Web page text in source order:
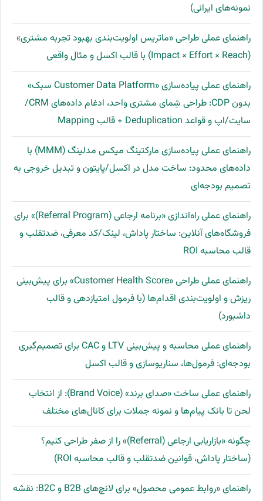
نمونه‌های ایرانی)
راهنمای عملی طراحی «ماتریس اولویت‌بندی بهبود تجربه مشتری»
(Impact × Effort × Reach) با قالب اکسل و مثال واقعی
راهنمای عملی پیاده‌سازی «Customer Data Platform سبک»
بدون CDP: طراحی شِمای مشتری واحد، ادغام داده‌های CRM/
سایت/اپ و قواعد Deduplication + قالب Mapping
راهنمای عملی پیاده‌سازی مارکتینگ میکس مدلینگ (MMM) با
داده‌های محدود: ساخت مدل در اکسل/پایتون و تبدیل خروجی به
تصمیم بودجه‌ای
راهنمای عملی راه‌اندازی «برنامه ارجاعی (Referral Program)» برای
فروشگاه‌های آنلاین: ساختار پاداش، لینک/کد معرفی، ضدتقلب و
قالب محاسبه ROI
راهنمای عملی طراحی «Customer Health Score» برای پیش‌بینی
ریزش و اولویت‌بندی اقدام‌ها (با فرمول امتیازدهی و قالب
داشبورد)
راهنمای عملی محاسبه و پیش‌بینی LTV و CAC برای تصمیم‌گیری
بودجه‌ای: فرمول‌ها، سناریوسازی و قالب اکسل
راهنمای عملی ساخت «صدای برند» (Brand Voice): از انتخاب
لحن تا بانک پیام‌ها و نمونه جملات برای کانال‌های مختلف
چگونه «بازاریابی ارجاعی (Referral)» را از صفر طراحی کنیم؟
(ساختار پاداش، قوانین ضدتقلب و قالب محاسبه ROI)
راهنمای «روابط عمومی محصول» برای لانچ‌های B2B و B2C: نقشه